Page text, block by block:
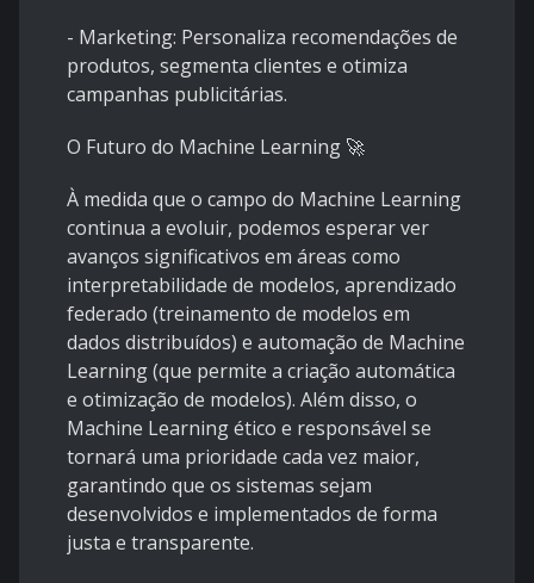
- Marketing: Personaliza recomendações de
produtos, segmenta clientes e otimiza
campanhas publicitárias.
O Futuro do Machine Learning 🚀
À medida que o campo do Machine Learning
continua a evoluir, podemos esperar ver
avanços significativos em áreas como
interpretabilidade de modelos, aprendizado
federado (treinamento de modelos em
dados distribuídos) e automação de Machine
Learning (que permite a criação automática
e otimização de modelos). Além disso, o
Machine Learning ético e responsável se
tornará uma prioridade cada vez maior,
garantindo que os sistemas sejam
desenvolvidos e implementados de forma
justa e transparente.